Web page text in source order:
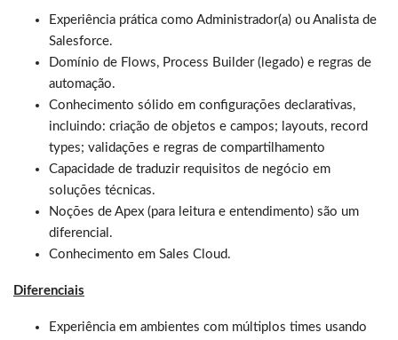
Experiência prática como Administrador(a) ou Analista de
Salesforce.
Domínio de Flows, Process Builder (legado) e regras de
automação.
Conhecimento sólido em configurações declarativas,
incluindo: criação de objetos e campos; layouts, record
types; validações e regras de compartilhamento
Capacidade de traduzir requisitos de negócio em
soluções técnicas.
Noções de Apex (para leitura e entendimento) são um
diferencial.
Conhecimento em Sales Cloud.
Diferenciais
Experiência em ambientes com múltiplos times usando